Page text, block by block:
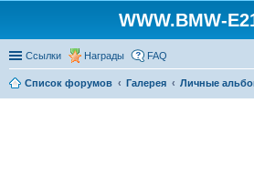
WWW.BMW-
Ссылки Награды FAQ
Список форумов Галерея Личные